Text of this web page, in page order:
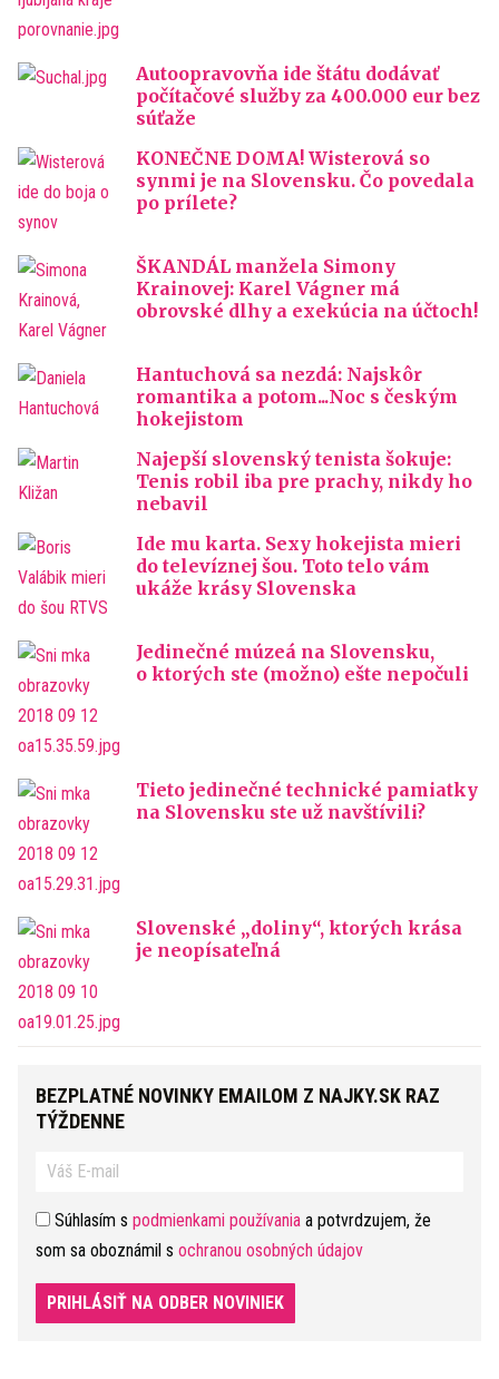
Autoopravovňa ide štátu dodávať
počítačové služby za 400.000 eur bez
súťaže
KONEČNE DOMA! Wisterová so
synmi je na Slovensku. Čo povedala
po prílete?
ŠKANDÁL manžela Simony
Krainovej: Karel Vágner má
obrovské dlhy a exekúcia na účtoch!
Hantuchová sa nezdá: Najskôr
romantika a potom...Noc s českým
hokejistom
Najepší slovenský tenista šokuje:
Tenis robil iba pre prachy, nikdy ho
nebavil
Ide mu karta. Sexy hokejista mieri
do televíznej šou. Toto telo vám
ukáže krásy Slovenska
Jedinečné múzeá na Slovensku,
o ktorých ste (možno) ešte nepočuli
Tieto jedinečné technické pamiatky
na Slovensku ste už navštívili?
Slovenské „doliny“, ktorých krása
je neopísateľná
BEZPLATNÉ NOVINKY EMAILOM Z NAJKY.SK RAZ
TÝŽDENNE
Súhlasím s podmienkami používania a potvrdzujem, že
som sa oboznámil s ochranou osobných údajov
PRIHLÁSIŤ NA ODBER NOVINIEK